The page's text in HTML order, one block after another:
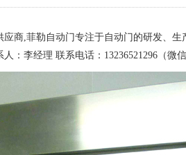
商,菲勒自动门专注于自动门的研发、
：李经理 联系电话：13236521296（微